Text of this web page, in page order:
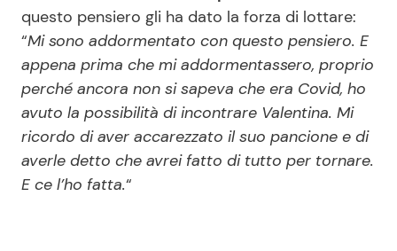
questo pensiero gli ha dato la forza di lottare:
“Mi sono addormentato con questo pensiero. E
appena prima che mi addormentassero, proprio
perché ancora non si sapeva che era Covid, ho
avuto la possibilità di incontrare Valentina. Mi
ricordo di aver accarezzato il suo pancione e di
averle detto che avrei fatto di tutto per tornare.
E ce l’ho fatta.“